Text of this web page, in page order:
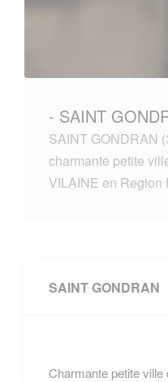
- SAINT
SAINT GONDRAN
charmante petite
VILAINE en Region
SAINT GONDRAN
Charmante petite